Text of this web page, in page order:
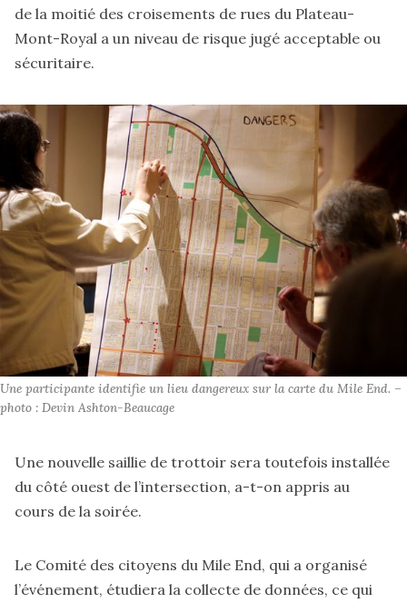
de la moitié des croisements de rues du Plateau-
Mont-Royal a un niveau de risque jugé acceptable ou
sécuritaire.
Une participante identifie un lieu dangereux sur la carte du Mile End. –
photo : Devin Ashton-Beaucage
Une nouvelle saillie de trottoir sera toutefois installée
du côté ouest de l’intersection, a-t-on appris au
cours de la soirée.
Le Comité des citoyens du Mile End, qui a organisé
l’événement, étudiera la collecte de données, ce qui